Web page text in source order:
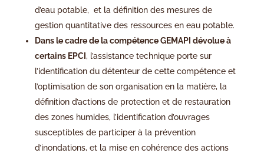
d’eau potable, et la définition des mesures de
gestion quantitative des ressources en eau potable.
Dans le cadre de la compétence GEMAPI dévolue à
certains EPCI , l’assistance technique porte sur
l’identification du détenteur de cette compétence et
l’optimisation de son organisation en la matière, la
définition d’actions de protection et de restauration
des zones humides, l’identification d’ouvrages
susceptibles de participer à la prévention
d’inondations, et la mise en cohérence des actions